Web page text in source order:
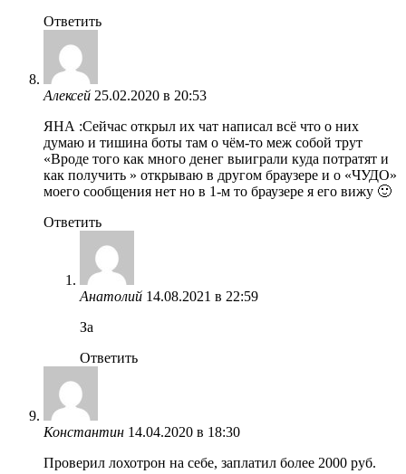
Ответить
Алексей 25.02.2020 в 20:53
ЯНА :Сейчас открыл их чат написал всё что о них
думаю и тишина боты там о чём-то меж собой трут
«Вроде того как много денег выиграли куда потратят и
как получить » открываю в другом браузере и о «ЧУДО»
моего сообщения нет но в 1-м то браузере я его вижу 🙂
Ответить
Анатолий 14.08.2021 в 22:59
За
Ответить
Константин 14.04.2020 в 18:30
Проверил лохотрон на себе, заплатил более 2000 руб.